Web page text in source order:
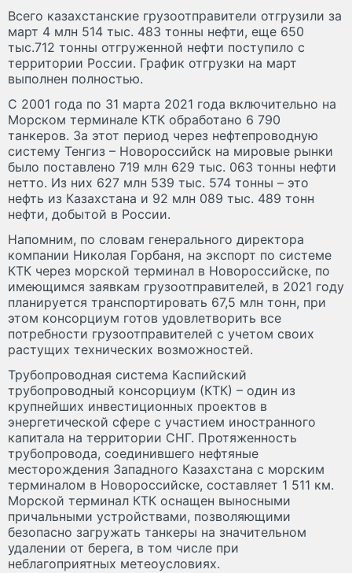
Всего казахстанские грузоотправители отгрузили за
март 4 млн 514 тыс. 483 тонны нефти, еще 650
тыс.712 тонны отгруженной нефти поступило с
территории России. График отгрузки на март
выполнен полностью.
C 2001 года по 31 марта 2021 года включительно на
Морском терминале КТК обработано 6 790
танкеров. За этот период через нефтепроводную
систему Тенгиз – Новороссийск на мировые рынки
было поставлено 719 млн 629 тыс. 063 тонны нефти
нетто. Из них 627 млн 539 тыс. 574 тонны – это
нефть из Казахстана и 92 млн 089 тыс. 489 тонн
нефти, добытой в России.
Напомним, по словам генерального директора
компании Николая Горбаня, на экспорт по системе
КТК через морской терминал в Новороссийске, по
имеющимся заявкам грузоотправителей, в 2021 году
планируется транспортировать 67,5 млн тонн, при
этом консорциум готов удовлетворить все
потребности грузоотправителей с учетом своих
растущих технических возможностей.
Трубопроводная система Каспийский
трубопроводный консорциум (КТК) – один из
крупнейших инвестиционных проектов в
энергетической сфере с участием иностранного
капитала на территории СНГ. Протяженность
трубопровода, соединившего нефтяные
месторождения Западного Казахстана с морским
терминалом в Новороссийске, составляет 1 511 км.
Морской терминал КТК оснащен выносными
причальными устройствами, позволяющими
безопасно загружать танкеры на значительном
удалении от берега, в том числе при
неблагоприятных метеоусловиях.